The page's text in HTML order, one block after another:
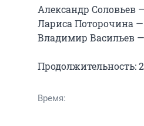
Александр Соловьев
Лариса Поторочина —
Владимир Васильев —
Продолжительность:
Время: